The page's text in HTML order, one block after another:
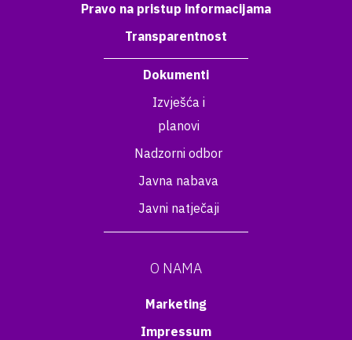
Pravo na pristup informacijama
Transparentnost
Dokumenti
Izvješća i
planovi
Nadzorni odbor
Javna nabava
Javni natječaji
O NAMA
Marketing
Impressum